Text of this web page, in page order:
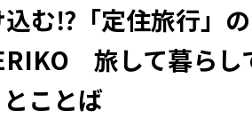
む⁉︎「定住旅行」
旅して暮らし
とことば